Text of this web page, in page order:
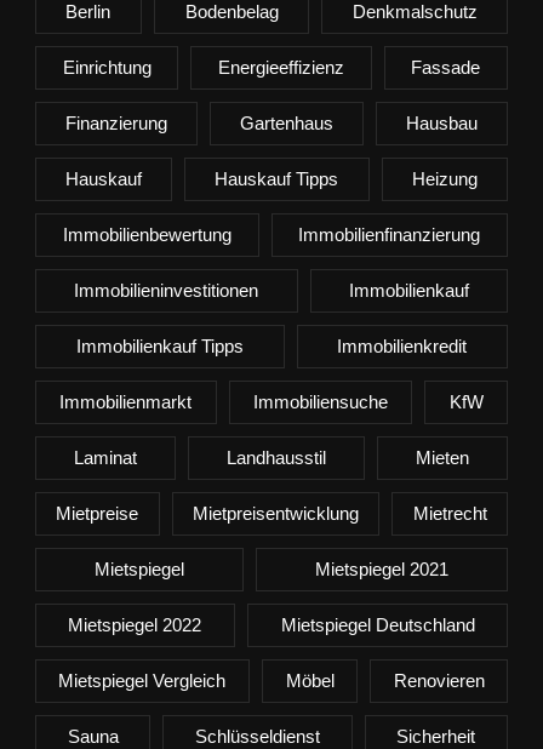
Berlin Bodenbelag Denkmalschutz
Einrichtung Energieeffizienz Fassade
Finanzierung Gartenhaus Hausbau
Hauskauf Hauskauf Tipps Heizung
Immobilienbewertung Immobilienfinanzierung
Immobilieninvestitionen Immobilienkauf
Immobilienkauf Tipps Immobilienkredit
Immobilienmarkt Immobiliensuche KfW
Laminat Landhausstil Mieten
Mietpreise Mietpreisentwicklung Mietrecht
Mietspiegel Mietspiegel 2021
Mietspiegel 2022 Mietspiegel Deutschland
Mietspiegel Vergleich Möbel Renovieren
Sauna Schlüsseldienst Sicherheit